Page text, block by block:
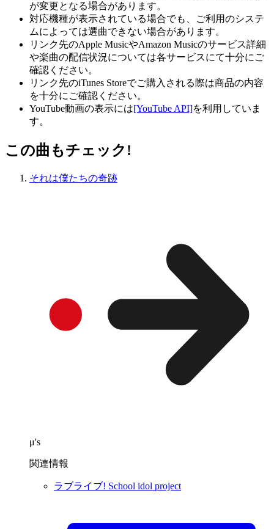
が変更となる場合があります。
対応機種が表示されている場合でも、ご利用のシステ
ムによっては選曲できない場合があります。
リンク先のApple MusicやAmazon Musicのサービス詳細
や楽曲の配信状況については各サービスにて十分にご
確認ください。
リンク先のiTunes Storeでご購入される際は商品の内容
を十分にご確認ください。
YouTube動画の表示には[YouTube API]を利用していま
す。
この曲もチェック!
それは僕たちの奇跡
μ's
関連情報
ラブライブ! School idol project